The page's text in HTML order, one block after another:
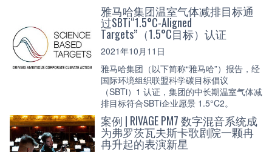
雅马哈集团温室气体减排目标通
过SBTi“1.5°C-Aligned
Targets”（1.5°C目标）认证
2021年10月11日
雅马哈集团（以下简称“雅马哈”）报告，经
国际环境组织联盟科学碳目标倡议
（SBTi）1 认证，集团的中长期温室气体减
排目标符合SBTi企业愿景 1.5°C2。
案例 | RIVAGE PM7 数字混音系统成
为弗罗茨瓦夫斯卡歌剧院一颗冉
冉升起的表演新星